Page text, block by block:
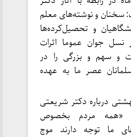
و نوشته‌های معلم
و تحصیل‌کرده‌ها
جوان عموما اثرات
و سهم و بزرگی را در
عصر ما به عهده
درباره دکتر شریعتی
«همه مردم بخصوص
ما توجه دارند موج